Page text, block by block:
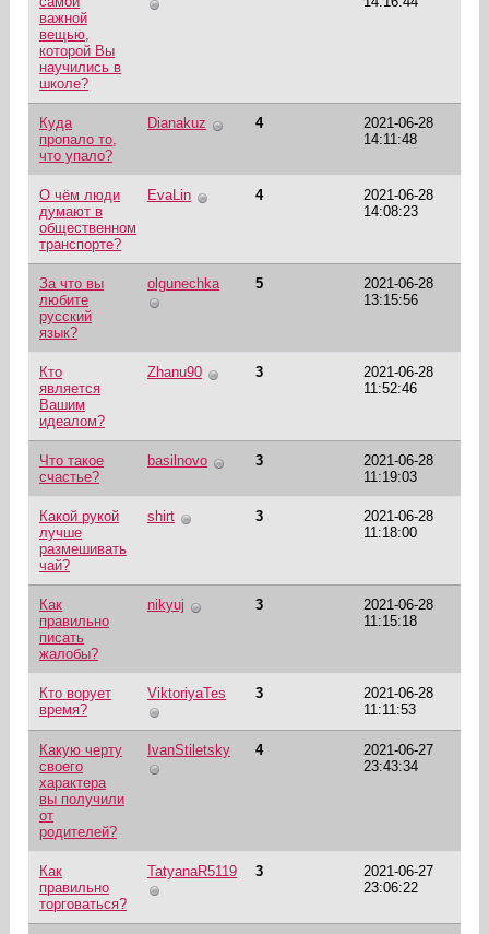
важной
вещью,
которой Вы
научились в
школе?
Куда
пропало то,
что упало?
Dianakuz 4
2021-06-28
14:11:48
О чём люди
думают в
общественном
транспорте?
EvaLin 4
2021-06-28
14:08:23
За что вы
любите
русский
язык?
olgunechka 5
2021-06-28
13:15:56
Кто
является
Вашим
идеалом?
Zhanu90 3
2021-06-28
11:52:46
Что такое
счастье?
basilnovo 3
2021-06-28
11:19:03
Какой рукой
лучше
размешивать
чай?
shirt 3
2021-06-28
11:18:00
Как
правильно
писать
жалобы?
nikyuj 3
2021-06-28
11:15:18
Кто ворует
время?
ViktoriyaTes 3
2021-06-28
11:11:53
Какую черту
своего
характера
вы получили
от
родителей?
IvanStiletsky 4
2021-06-27
23:43:34
Как
правильно
торговаться?
TatyanaR5119 3
2021-06-27
23:06:22